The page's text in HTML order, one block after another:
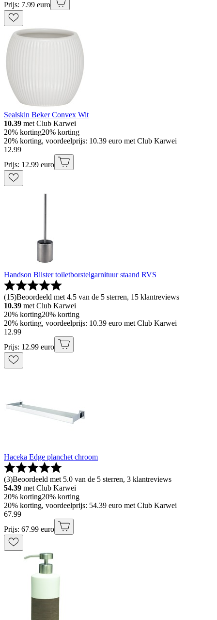
Prijs: 7.99 euro
Sealskin Beker Convex Wit
10.39 met Club Karwei
20% korting20% korting
20% korting, voordeelprijs: 10.39 euro met Club Karwei
12.99
Prijs: 12.99 euro
Handson Blister toiletborstelgarnituur staand RVS
(15)Beoordeeld met 4.5 van de 5 sterren, 15 klantreviews
10.39 met Club Karwei
20% korting20% korting
20% korting, voordeelprijs: 10.39 euro met Club Karwei
12.99
Prijs: 12.99 euro
Haceka Edge planchet chroom
(3)Beoordeeld met 5.0 van de 5 sterren, 3 klantreviews
54.39 met Club Karwei
20% korting20% korting
20% korting, voordeelprijs: 54.39 euro met Club Karwei
67.99
Prijs: 67.99 euro